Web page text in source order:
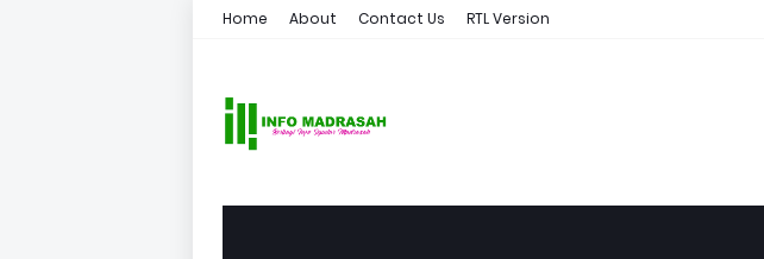
Home About Contact Us RTL Version